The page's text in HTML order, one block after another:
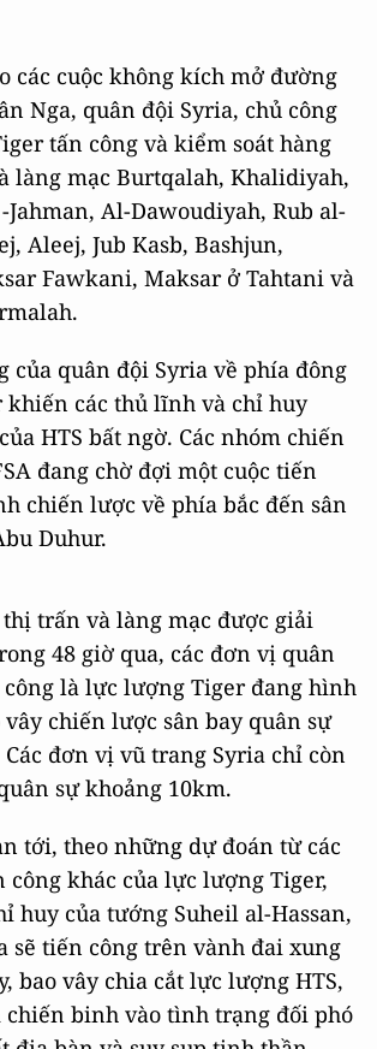
các cuộc không kích mở đường
Nga, quân đội Syria, chủ công
tấn công và kiểm soát hàng
làng mạc Burtqalah, Khalidiyah,
Al-Dawoudiyah, Rub al-
Aleej, Jub Kasb, Bashjun,
Fawkani, Maksar ở Tahtani và
của quân đội Syria về phía đông
các thủ lĩnh và chỉ huy
HTS bất ngờ. Các nhóm chiến
đang chờ đợi một cuộc tiến
chiến lược về phía bắc đến sân
Duhur.
trấn và làng mạc được giải
48 giờ qua, các đơn vị quân
công là lực lượng Tiger đang hình
chiến lược sân bay quân sự
đơn vị vũ trang Syria chỉ còn
sự khoảng 10km.
tới, theo những dự đoán từ các
công khác của lực lượng Tiger,
huy của tướng Suheil al-Hassan,
sẽ tiến công trên vành đai xung
bao vây chia cắt lực lượng HTS,
chiến binh vào tình trạng đối phó